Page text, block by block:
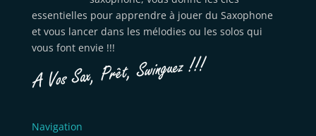
essentielles pour apprendre à jouer du Saxophone
et vous lancer dans les mélodies ou les solos qui
vous font envie !!!
Navigation